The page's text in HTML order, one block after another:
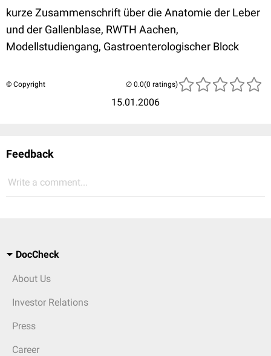
kurze Zusammenschrift über die Anatomie der Leber
und der Gallenblase, RWTH Aachen,
Modellstudiengang, Gastroenterologischer Block
© Copyright
15.01.2006
(0 ratings)
Feedback
Write a comment...
DocCheck
About Us
Investor Relations
Press
Career